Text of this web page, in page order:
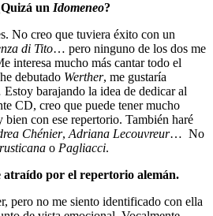
un Idomeneo?
No creo que tuviera éxito con un
di Tito… pero ninguno de los dos me
interesa mucho más cantar todo el
debutado Werther, me gustaría
barajando la idea de dedicar al
CD, creo que puede tener mucho
con ese repertorio. También haré
Chénier, Adriana Lecouvreur… No
o Pagliacci.
atraído por el repertorio alemán.
pero no me siento identificado con ella